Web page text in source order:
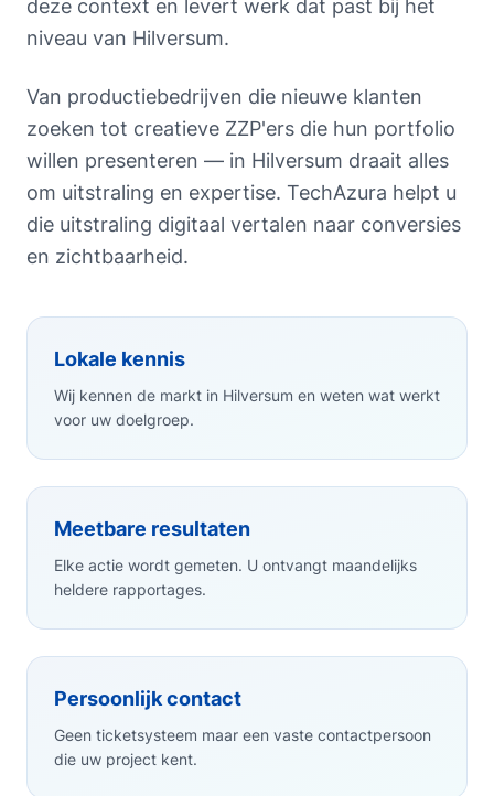
deze context en levert werk dat past bij het
niveau van Hilversum.
Van productiebedrijven die nieuwe klanten
zoeken tot creatieve ZZP'ers die hun portfolio
willen presenteren — in Hilversum draait alles
om uitstraling en expertise. TechAzura helpt u
die uitstraling digitaal vertalen naar conversies
en zichtbaarheid.
Lokale kennis
Wij kennen de markt in Hilversum en weten wat werkt
voor uw doelgroep.
Meetbare resultaten
Elke actie wordt gemeten. U ontvangt maandelijks
heldere rapportages.
Persoonlijk contact
Geen ticketsysteem maar een vaste contactpersoon
die uw project kent.